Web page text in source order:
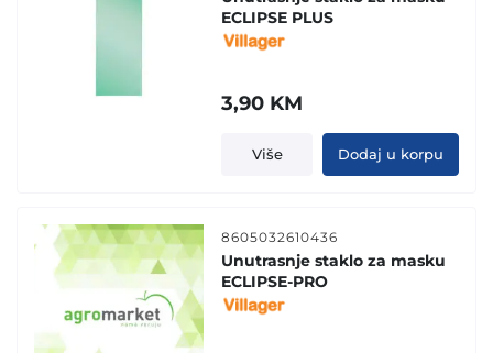
ECLIPSE PLUS
3,90 KM
Više Dodaj u korpu
8605032610436
Unutrasnje staklo za masku
ECLIPSE-PRO